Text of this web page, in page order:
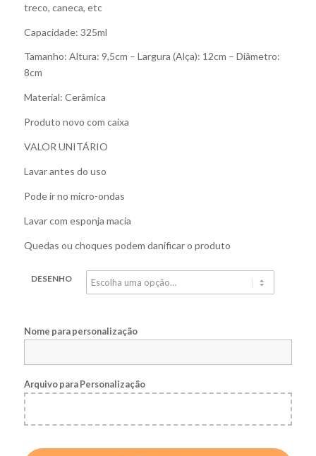
treco, caneca, etc
Capacidade: 325ml
Tamanho: Altura: 9,5cm – Largura (Alça): 12cm – Diâmetro:
8cm
Material: Cerâmica
Produto novo com caixa
VALOR UNITÁRIO
Lavar antes do uso
Pode ir no micro-ondas
Lavar com esponja macia
Quedas ou choques podem danificar o produto
DESENHO
Nome para personalização
Arquivo para Personalização